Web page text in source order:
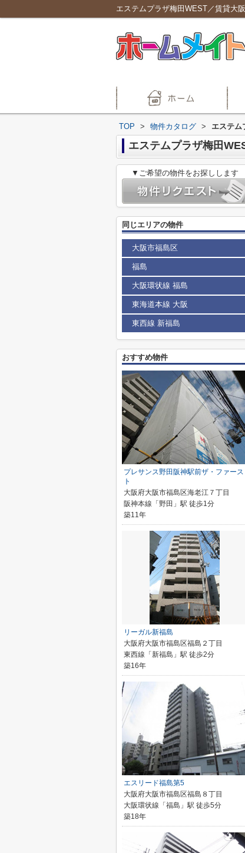
エステムプラザ梅田WEST／賃貸大
TOP > 物件カタログ > エステム
エステムプラザ梅田
▼ご希望の物件をお探しします
同じエリアの物件
大阪市福島区
福島
大阪環状線 福島
東海道本線 大阪
東西線 新福島
おすすめ物件
プレサンス野田阪神駅前ザ・ファース
ト
大阪府大阪市福島区海老江７丁目
阪神本線「野田」駅 徒歩1分
築11年
リーガル新福島
大阪府大阪市福島区福島２丁目
東西線「新福島」駅 徒歩2分
築16年
エスリード福島第5
大阪府大阪市福島区福島８丁目
大阪環状線「福島」駅 徒歩5分
築18年